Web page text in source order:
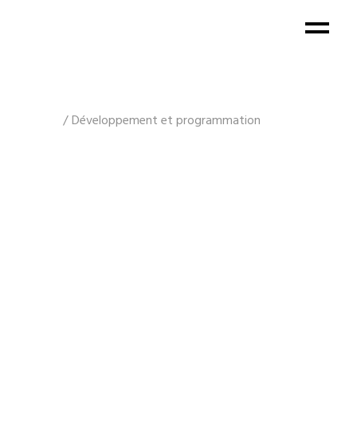
Développement et programmation